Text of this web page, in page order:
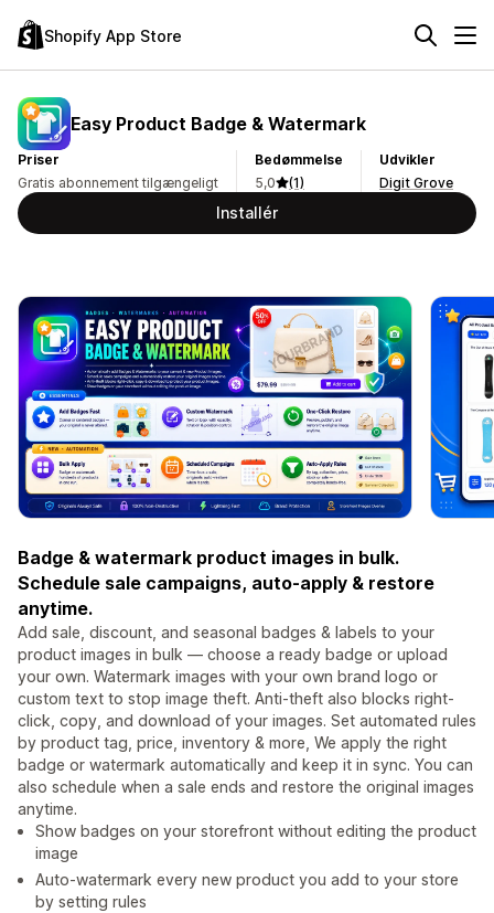
Shopify App Store
Easy Product Badge & Watermark
Priser
Gratis abonnement tilgængeligt
Bedømmelse
5,0
(1)
Udvikler
Digit Grove
Installér
Badge & watermark product images in bulk.
Schedule sale campaigns, auto-apply & restore
anytime.
Add sale, discount, and seasonal badges & labels to your
product images in bulk — choose a ready badge or upload
your own. Watermark images with your own brand logo or
custom text to stop image theft. Anti-theft also blocks right-
click, copy, and download of your images. Set automated rules
by product tag, price, inventory & more, We apply the right
badge or watermark automatically and keep it in sync. You can
also schedule when a sale ends and restore the original images
anytime.
Show badges on your storefront without editing the product
image
Auto-watermark every new product you add to your store
by setting rules